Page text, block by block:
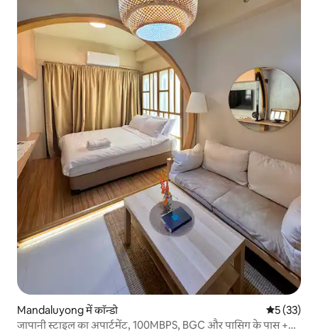
Mandaluyong में कॉन्डो औसत रेटिंग
5 (33)
जापानी स्टाइल का अपार्टमेंट, 100MBPS, BGC और पासिग के पास +